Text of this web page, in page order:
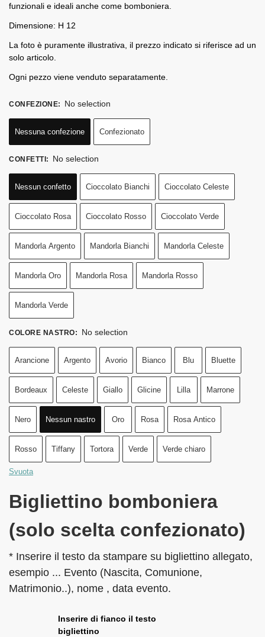
funzionali e ideali anche come bomboniera.
Dimensione: H 12
La foto è puramente illustrativa, il prezzo indicato si riferisce ad un
solo articolo.
Ogni pezzo viene venduto separatamente.
CONFEZIONE: No selection
Nessuna confezione Confezionato
CONFETTI: No selection
Nessun confetto Cioccolato Bianchi Cioccolato Celeste
Cioccolato Rosa Cioccolato Rosso Cioccolato Verde
Mandorla Argento Mandorla Bianchi Mandorla Celeste
Mandorla Oro Mandorla Rosa Mandorla Rosso
Mandorla Verde
COLORE NASTRO: No selection
Arancione Argento Avorio Bianco Blu Bluette
Bordeaux Celeste Giallo Glicine Lilla Marrone
Nero Nessun nastro Oro Rosa Rosa Antico
Rosso Tiffany Tortora Verde Verde chiaro
Svuota
Bigliettino bomboniera
(solo scelta confezionato)
* Inserire il testo da stampare su bigliettino allegato,
esempio ... Evento (Nascita, Comunione,
Matrimonio..), nome , data evento.
Inserire di fianco il testo
bigliettino